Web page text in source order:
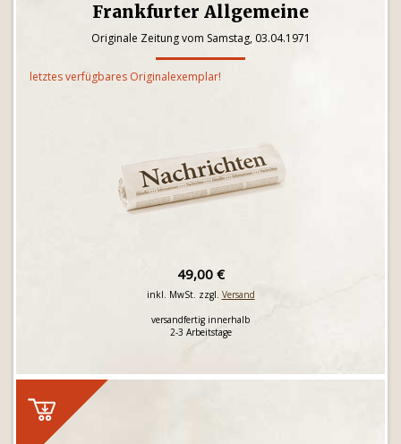
Frankfurter Allgemeine
Originale Zeitung vom Samstag, 03.04.1971
letztes verfügbares Originalexemplar!
49,00 €
inkl. MwSt. zzgl. Versand
versandfertig innerhalb
2-3 Arbeitstage